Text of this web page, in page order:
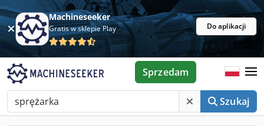
Machineseeker
Gratis w sklepie Play Do aplikacji
Szukaj
Sprzedam